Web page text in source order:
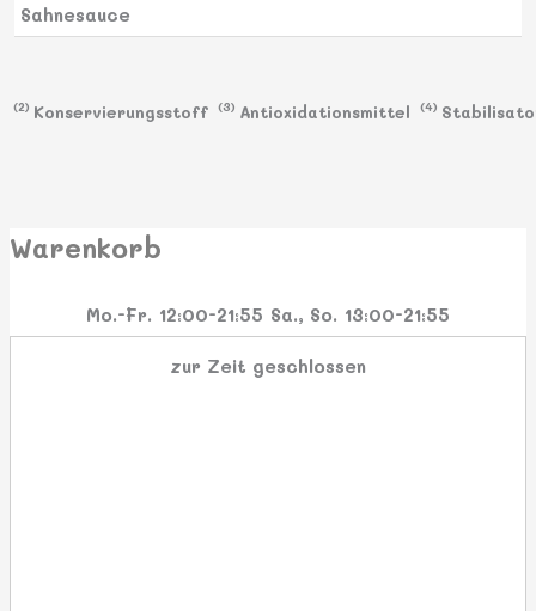
Sahnesauce
2 Konservierungsstoff 3 Antioxidationsmittel 4
Warenkorb
Mo.-Fr. 12:00-21:55 Sa., So. 13:00-21:55
zur Zeit geschlossen